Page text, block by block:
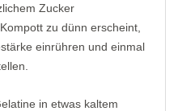
Zucker
zu dünn erscheint,
einrühren und einmal
in etwas kaltem